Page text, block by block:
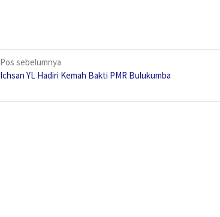
Navigasi
pos
Pos sebelumnya
Ichsan YL Hadiri Kemah Bakti PMR Bulukumba